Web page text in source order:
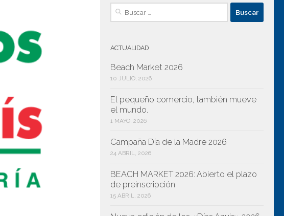
Buscar:
ACTUALIDAD
Beach Market 2026
10 JULIO, 2026
El pequeño comercio, también mueve
el mundo.
1 MAYO, 2026
Campaña Día de la Madre 2026
24 ABRIL, 2026
BEACH MARKET 2026: Abierto el plazo
de preinscripción
15 ABRIL, 2026